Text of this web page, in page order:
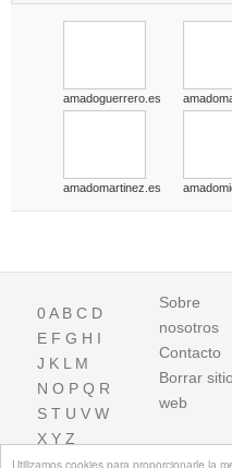
Utilizamos cookies para proporcionarle la
amadoguerrero.es
amadomartinez.es
0A B C D
E F G H I
J K L M
N O P Q R
S T U V W
X Y Z
Sobre
nosotros
Contacto
Borrar sitio
web